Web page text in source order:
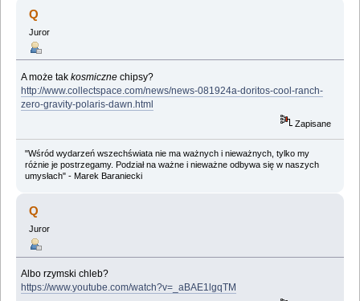
Q
Juror
A może takkosmiczne chipsy?
http://www.collectspace.com/news/news-081924a-doritos-cool-ranch-
zero-gravity-polaris-dawn.html
Zapisane
"Wśród wydarzeń wszechświata nie ma ważnych i nieważnych, tylko my
różnie je postrzegamy. Podział na ważne i nieważne odbywa się w naszych
umysłach" - Marek Baraniecki
Q
Juror
Albo rzymski chleb?
https://www.youtube.com/watch?v=_aBAE1lgqTM